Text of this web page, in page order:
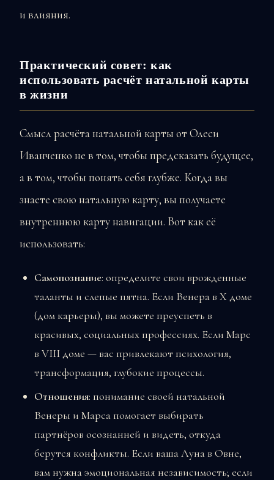
и влияния.
Практический совет: как
использовать расчёт натальной карты
в жизни
Смысл расчёта натальной карты от Олеси
Иванченко не в том, чтобы предсказать будущее,
а в том, чтобы понять себя глубже. Когда вы
знаете свою натальную карту, вы получаете
внутреннюю карту навигации. Вот как её
использовать:
Самопознание: определите свои врожденные
таланты и слепые пятна. Если Венера в X доме
(дом карьеры), вы можете преуспеть в
красивых, социальных профессиях. Если Марс
в VIII доме — вас привлекают психология,
трансформация, глубокие процессы.
Отношения: понимание своей натальной
Венеры и Марса помогает выбирать
партнёров осознанней и видеть, откуда
берутся конфликты. Если ваша Луна в Овне,
вам нужна эмоциональная независимость; если